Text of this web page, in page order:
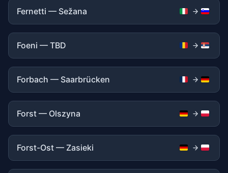
Fernetti — Sežana
Foeni — TBD
Forbach — Saarbrücken
Forst — Olszyna
Forst-Ost — Zasieki